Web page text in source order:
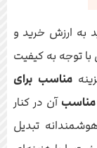
خرید کاشی کلارا ۶۰×3۰، باید به ارزش خرید و
توجه به کیفیت
مناسب برای
آن در کنار
تبدیل